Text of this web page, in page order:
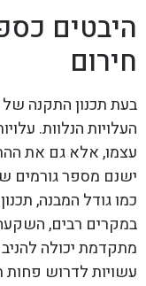
היבטים
חירום
בעת תכנון התקנה
העלויות הנלוות.
עצמו, אלא גם את
ישנם מספר גורמים
כמו גודל המבנה,
במקרים רבים, השקעה
מתקדמת יכולה להניב
עשויות לדרוש פחות